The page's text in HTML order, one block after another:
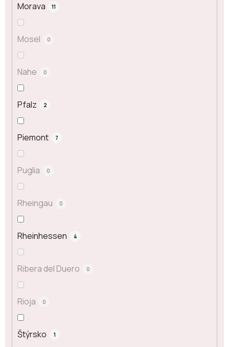
Morava 11
Mosel 0
Nahe 0
Pfalz 2
Piemont 7
Puglia 0
Rheingau 0
Rheinhessen 4
Ribera del Duero 0
Rioja 0
Štýrsko 1